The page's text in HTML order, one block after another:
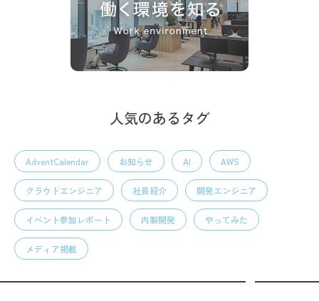
人気のあるタグ
AdventCalendar お知らせ AI AWS
クラウドエンジニア 社員紹介 開発エンジニア
イベント参加レポート 内製開発 やってみた
メディア掲載